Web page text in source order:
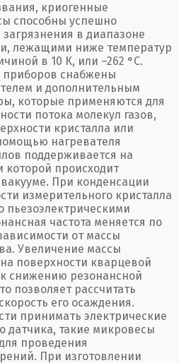
криогенные
способны успешно
в диапазоне
лежащими ниже температур
в 10 К, или –262 °C.
приборов снабжены
и дополнительным
которые применяются для
потока молекул газов,
кристалла или
нагревателя
поддерживается на
происходит
При конденсации
измерительного кристалла
пьезоэлектрическими
частота меняется по
от массы
Увеличение массы
поверхности кварцевой
снижению резонансной
позволяет рассчитать
его осаждения.
принимать электрические
датчика, такие микровесы
проведения
При изготовлении